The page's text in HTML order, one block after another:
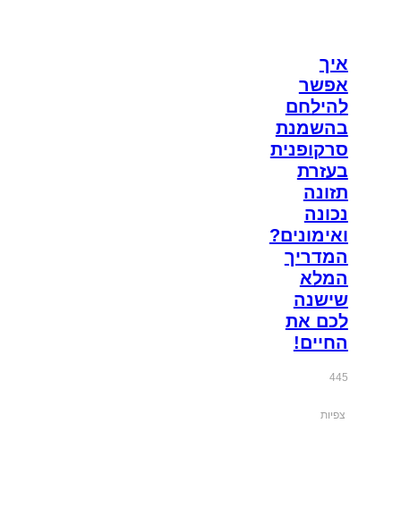
איך
אפשר
להילחם
בהשמנת
סרקופנית
בעזרת
תזונה
נכונה
ואימונים?
המדריך
המלא
שישנה
לכם את
החיים!
445
צפיות